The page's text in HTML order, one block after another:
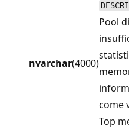
nvarchar(4000)
Pool
come
Top